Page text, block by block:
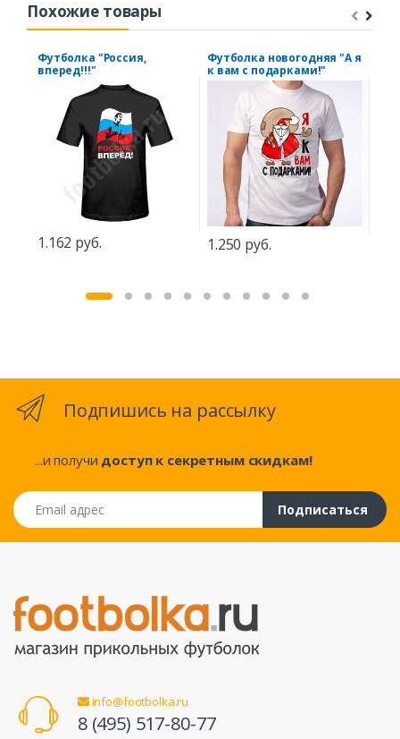
Похожие товары
Футболка "Россия,
вперед!!!"
1.162 руб.
Футболка новогодняя "А я
к вам с подарками!"
1.250 руб.
Подпишись на рассылку
...и получи доступ к секретным скидкам!
Email адрес
Подписаться
info@footbolka.ru
8 (495) 517-80-77